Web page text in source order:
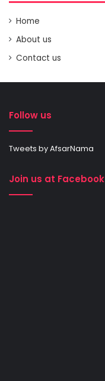
Home
About us
Contact us
Follow us
Tweets by AfsarNama
Join us at Facebook